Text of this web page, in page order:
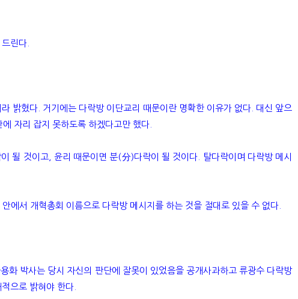
린다.
밝혔다. 거기에는 다락방 이단교리 때문이란 명확한 이유가 없다. 대신 앞으
자리 잡지 못하도록 하겠다고만 했다.
될 것이고, 윤리 때문이면 분(分)다락이 될 것이다. 탈다락이며 다락방 메시
에서 개혁총회 이름으로 다락방 메시지를 하는 것을 절대로 있을 수 없다.
화 박사는 당시 자신의 판단에 잘못이 있었음을 공개사과하고 류광수 다락방
으로 밝혀야 한다.